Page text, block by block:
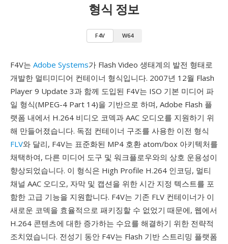
형식 정보
F4V W64
F4V는 Adobe Systems가 Flash Video 생태계의 발전 형태로
개발한 멀티미디어 컨테이너 형식입니다. 2007년 12월 Flash
Player 9 Update 3과 함께 도입된 F4V는 ISO 기본 미디어 파
일 형식(MPEG-4 Part 14)을 기반으로 하며, Adobe Flash 플
랫폼 내에서 H.264 비디오 코덱과 AAC 오디오를 지원하기 위
해 만들어졌습니다. 독점 컨테이너 구조를 사용한 이전 형식
FLV와 달리, F4V는 표준화된 MP4 호환 atom/box 아키텍처를
채택하여, 다른 미디어 도구 및 워크플로우와의 상호 운용성이
향상되었습니다. 이 형식은 High Profile H.264 인코딩, 멀티
채널 AAC 오디오, 자막 및 캡션을 위한 시간 지정 텍스트를 포
함한 고급 기능을 지원합니다. F4V는 기존 FLV 컨테이너가 이
새로운 코덱을 효율적으로 패키징할 수 없었기 때문에, 웹에서
H.264 콘텐츠에 대한 증가하는 수요를 해결하기 위한 전략적
조치였습니다. 전성기 동안 F4V는 Flash 기반 스트리밍 플랫폼